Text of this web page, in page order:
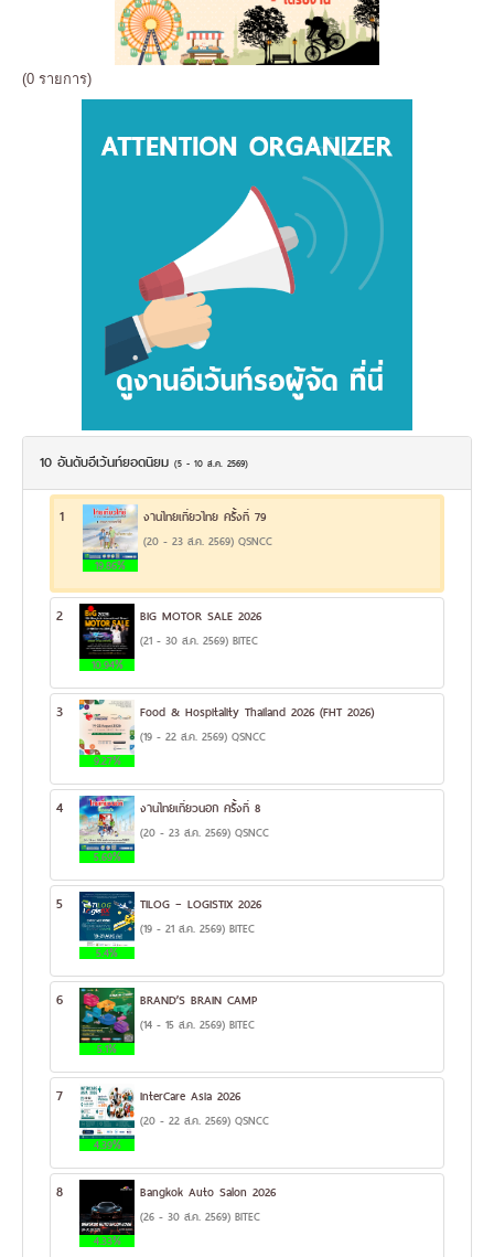
(0 รายการ)
10 อันดับอีเว้นท์ยอดนิยม (5 - 10 ส.ค. 2569)
1
19.86%
งานไทยเที่ยวไทย ครั้งที่ 79
(20 - 23 ส.ค. 2569) QSNCC
2
10.94%
BIG MOTOR SALE 2026
(21 - 30 ส.ค. 2569) BITEC
3
9.27%
Food & Hospitality Thailand 2026 (FHT 2026)
(19 - 22 ส.ค. 2569) QSNCC
4
5.69%
งานไทยเที่ยวนอก ครั้งที่ 8
(20 - 23 ส.ค. 2569) QSNCC
5
5.4%
TILOG – LOGISTIX 2026
(19 - 21 ส.ค. 2569) BITEC
6
5.1%
BRAND’S BRAIN CAMP
(14 - 15 ส.ค. 2569) BITEC
7
4.39%
InterCare Asia 2026
(20 - 22 ส.ค. 2569) QSNCC
8
4.33%
Bangkok Auto Salon 2026
(26 - 30 ส.ค. 2569) BITEC